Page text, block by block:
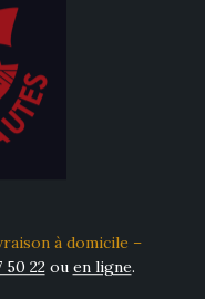
à domicile –
50 22ou en ligne.